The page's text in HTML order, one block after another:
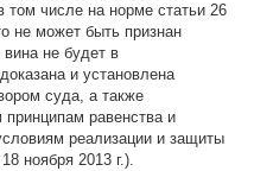
числе на норме статьи 26
не может быть признан
не будет в
и установлена
суда, а также
равенства и
реализации и защиты
ноября 2013 г.).